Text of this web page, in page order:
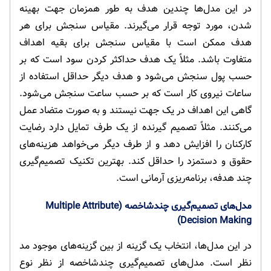
در این مدل‌ها چندین هدف به طور همزمان جهت بهینه
شدن، مورد توجه قرار می‌گیرند. مقیاس سنجش برای هر
هدف ممکن است با مقیاس سنجش برای بقیه اهداف
متفاوت باشد. مثلاً یک هدف حداکثر کردن سود است که بر
حسب پول سنجش می‌شود و هدف دیگر حداقل استفاده از
ساعات نیروی کار است که بر حسب ساعت سنجش می‌شود.
گاهی این اهداف در یک جهت نیستند و به صورت متضاد عمل
می‌کنند. مثلاً تصمیم گیرنده از یک طرف تمایل دارد رضایت
کارکنان را افزایش دهد و از طرف دیگر می‌خواهد هزینه‌های
حقوق و دستمزد را حداقل کند. بهترین تکنیک تصمیم‌گیری
چند هدفه، برنامه‌ریزی آرمانی است.
مدل‌های تصمیم‌گیری چندشاخصه (Multiple Attribute
Decision Making)
در این مدل‌ها، انتخاب یک گزینه از بین گزینه‌های موجود مد
نظر است. مدل‌های تصمیم‌گیری چندشاخصه از نظر نوع